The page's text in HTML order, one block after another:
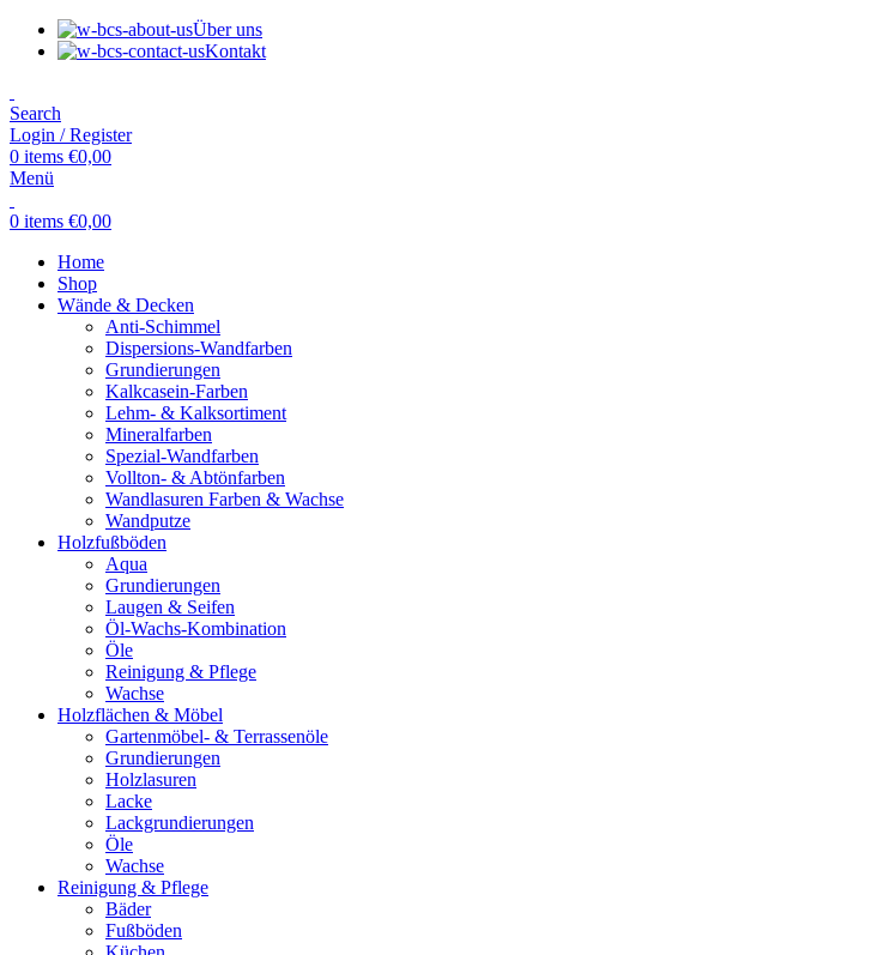
Über uns
Kontakt
Search
Login / Register
0 items €0,00
Menü
0 items €0,00
Home
Shop
Wände & Decken
Anti-Schimmel
Dispersions-Wandfarben
Grundierungen
Kalkcasein-Farben
Lehm- & Kalksortiment
Mineralfarben
Spezial-Wandfarben
Vollton- & Abtönfarben
Wandlasuren Farben & Wachse
Wandputze
Holzfußböden
Aqua
Grundierungen
Laugen & Seifen
Öl-Wachs-Kombination
Öle
Reinigung & Pflege
Wachse
Holzflächen & Möbel
Gartenmöbel- & Terrassenöle
Grundierungen
Holzlasuren
Lacke
Lackgrundierungen
Öle
Wachse
Reinigung & Pflege
Bäder
Fußböden